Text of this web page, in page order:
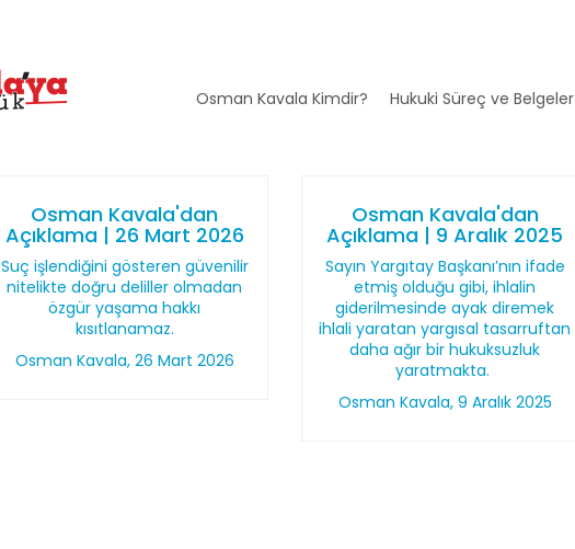
Osman Kavala Kimdir? Hukuki Süreç ve Belgeler
Osman Kavala'dan
Açıklama | 26 Mart 2026
Suç işlendiğini gösteren güvenilir
nitelikte doğru deliller olmadan
özgür yaşama hakkı
kısıtlanamaz.
Osman Kavala, 26 Mart 2026
Osman Kavala'dan
Açıklama | 9 Aralık 2025
Sayın Yargıtay Başkanı’nın ifade
etmiş olduğu gibi, ihlalin
giderilmesinde ayak diremek
ihlali yaratan yargısal tasarruftan
daha ağır bir hukuksuzluk
yaratmakta.
Osman Kavala, 9 Aralık 2025